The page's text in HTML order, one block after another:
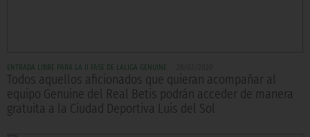
ENTRADA LIBRE PARA LA II FASE DE LALIGA GENUINE
Todos aquellos aficionados que quieran acompañar al
equipo Genuine del Real Betis podrán acceder de manera
gratuita a la Ciudad Deportiva Luis del Sol